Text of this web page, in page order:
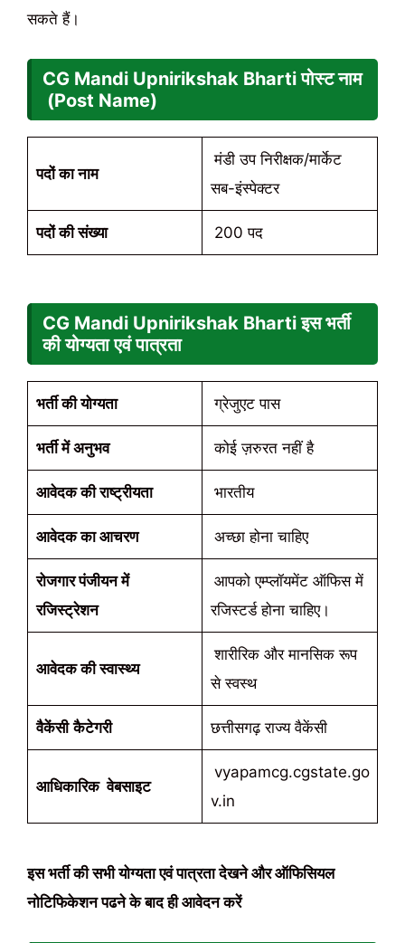
सकते हैं।
CG Mandi Upnirikshak Bharti पोस्ट नाम
(Post Name)
पदों का नाम
मंडी उप निरीक्षक/मार्केट
सब-इंस्पेक्टर
पदों की संख्या 200 पद
CG Mandi Upnirikshak Bharti इस भर्ती
की योग्यता एवं पात्रता
भर्ती की योग्यता ग्रेजुएट पास
भर्ती में अनुभव कोई ज़रुरत नहीं है
आवेदक की राष्ट्रीयता भारतीय
आवेदक का आचरण अच्छा होना चाहिए
रोजगार पंजीयन में
रजिस्ट्रेशन
आपको एम्प्लॉयमेंट ऑफिस में
रजिस्टर्ड होना चाहिए।
आवेदक की स्वास्थ्य
शारीरिक और मानसिक रूप
से स्वस्थ
वैकेंसी कैटेगरी छत्तीसगढ़ राज्य वैकेंसी
आधिकारिक वेबसाइट
vyapamcg.cgstate.go
v.in
इस भर्ती की सभी योग्यता एवं पात्रता देखने और ऑफिसियल
नोटिफिकेशन पढने के बाद ही आवेदन करें